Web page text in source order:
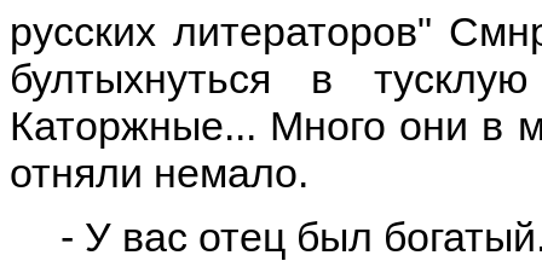
русских литераторов"
бултыхнуться в
Каторжные... Много они в
отняли немало.
- У вас отец был